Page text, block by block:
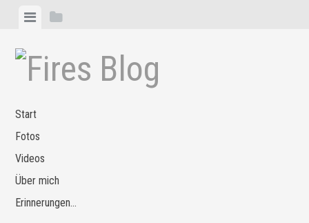
Zum
springen
MenüSeitenleiste
Start
Fotos
Videos
Über mich
Erinnerungen…